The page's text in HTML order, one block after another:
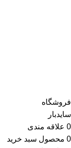
فروشگاه
سایدبار
0 علاقه مندی
0 محصول سبد خرید